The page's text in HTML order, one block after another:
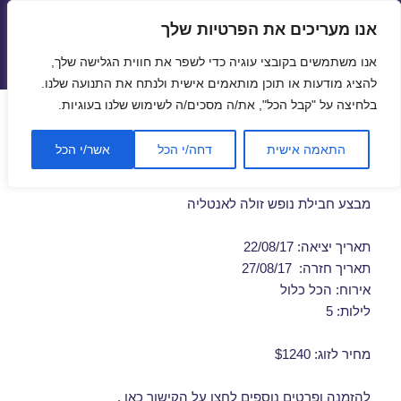
אנו מעריכים את הפרטיות שלך
אנו משתמשים בקובצי עוגיה כדי לשפר את חווית הגלישה שלך,
להציג מודעות או תוכן מותאמים אישית ולנתח את התנועה שלנו.
בלחיצה על "קבל הכל", את/ה מסכים/ה לשימוש שלנו בעוגיות.
התאמה אישית דחה/י הכל אשר/י הכל
תפריטים
ווידג'טים
חבילות נופש לאנטליה באוגוסט
22/08/2017
מבצע חבילת נופש זולה לאנטליה
תאריך יציאה: 22/08/17
תאריך חזרה: 27/08/17
אירוח: הכל כלול
לילות: 5
מחיר לזוג: $1240
להזמנה ופרטים נוספים לחצו על הקישור כאן .